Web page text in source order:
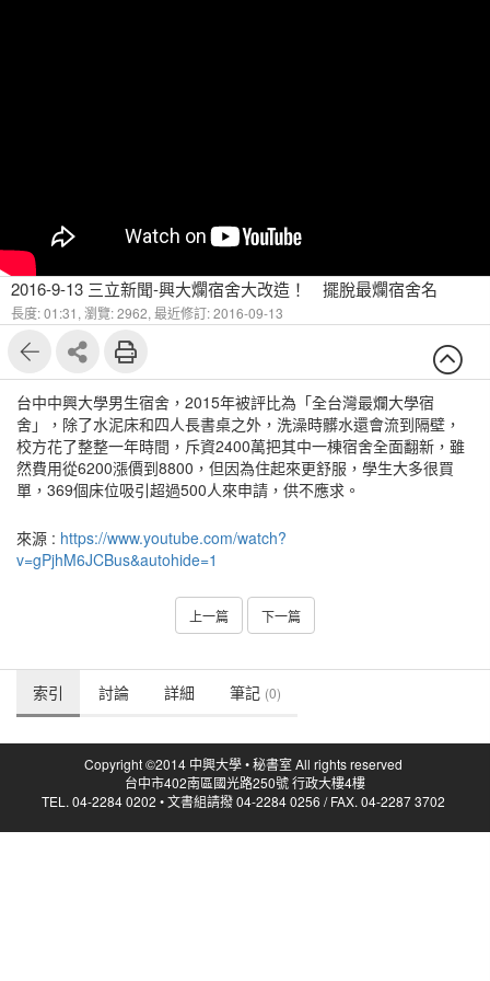
2016-9-13 三立新聞-興大爛宿舍大改造！ 擺脫最爛宿舍名
長度: 01:31, 瀏覽: 2962, 最近修訂: 2016-09-13
台中中興大學男生宿舍，2015年被評比為「全台灣最爛大學宿
舍」，除了水泥床和四人長書桌之外，洗澡時髒水還會流到隔壁，
校方花了整整一年時間，斥資2400萬把其中一棟宿舍全面翻新，雖
然費用從6200漲價到8800，但因為住起來更舒服，學生大多很買
單，369個床位吸引超過500人來申請，供不應求。
來源 : https://www.youtube.com/watch?
v=gPjhM6JCBus&autohide=1
上一篇 下一篇
索引 討論 詳細 筆記 (0)
Copyright ©2014 中興大學 • 秘書室 All rights reserved
台中市402南區國光路250號 行政大樓4樓
TEL. 04-2284 0202 • 文書組請撥 04-2284 0256 / FAX. 04-2287 3702